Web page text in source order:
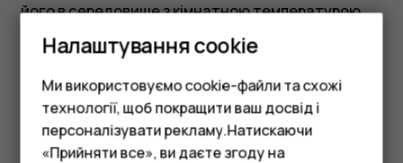
його в середовище з кімнатною температурою.
Це було для вас корисним?
Налаштування cookie
Ми використовуємо cookie-файли та схожі
технології, щоб покращити ваш досвід і
персоналізувати рекламу.Натискаючи
«Прийняти все», ви даєте згоду на